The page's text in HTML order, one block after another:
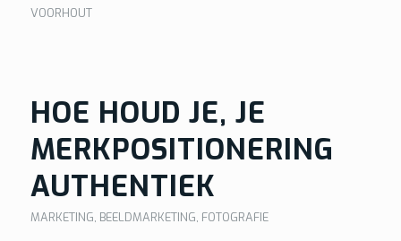
VOORHOUT
HOE HOUD JE, JE
MERKPOSITIONERING
AUTHENTIEK
MARKETING, BEELDMARKETING, FOTOGRAFIE